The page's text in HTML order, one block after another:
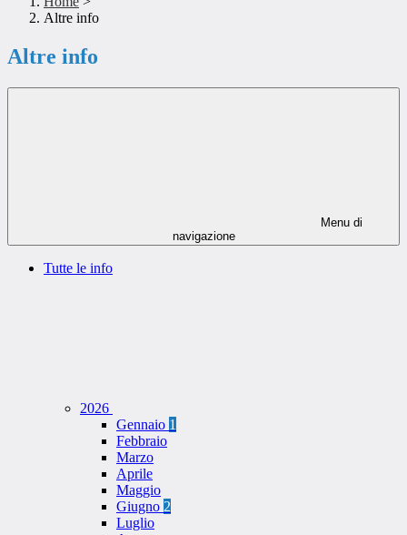
Altre info
Altre info
Menu di
navigazione
Tutte le info
2026
Gennaio 1
Febbraio
Marzo
Aprile
Maggio
Giugno 2
Luglio